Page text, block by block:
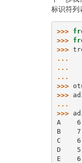
标识符列
>>>
>>>
>>>
...
...
...
>>>
>>>
...
>>>
A
B
C
D
E